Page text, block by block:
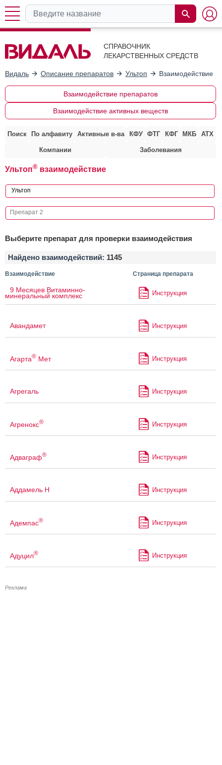
СПРАВОЧНИК
ЛЕКАРСТВЕННЫХ СРЕДСТВ
Видаль Описание препаратов Ультоп Взаимодействие
Взаимодействие препаратов
Взаимодействие активных веществ
Поиск По алфавиту Активные в-ва КФУ ФТГ КФГ МКБ АТХ
Компании Заболевания
Ультоп® взаимодействие
Выберите препарат для проверки взаимодействия
Найдено взаимодействий: 1145
Взаимодействие Страница препарата
9 Месяцев Витаминно-
минеральный комплекс Инструкция
Авандамет Инструкция
Агарта® Мет Инструкция
Агрегаль Инструкция
Агренокс® Инструкция
Адваграф® Инструкция
Аддамель Н Инструкция
Адемпас® Инструкция
Адуцил® Инструкция
Реклама